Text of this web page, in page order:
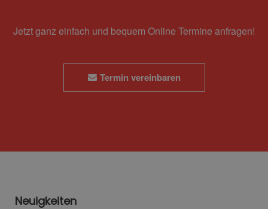
Jetzt ganz einfach und bequem Online Termine anfragen!
Termin vereinbaren
Neuigkeiten